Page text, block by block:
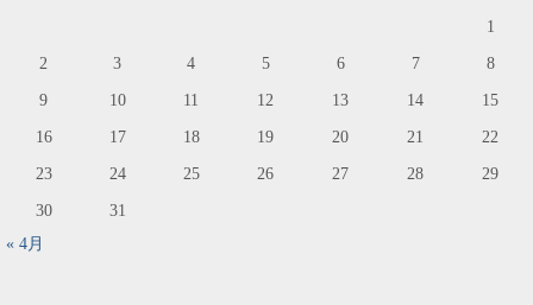
« 4月
1
2 3 4 5 6 7 8
9 10 11 12 13 14 15
16 17 18 19 20 21 22
23 24 25 26 27 28 29
30 31